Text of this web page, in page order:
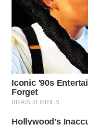
WAHANA
KONSUMEN
WAHANA
LISTRIK
WAHANA
TRAVEL
WAHANA